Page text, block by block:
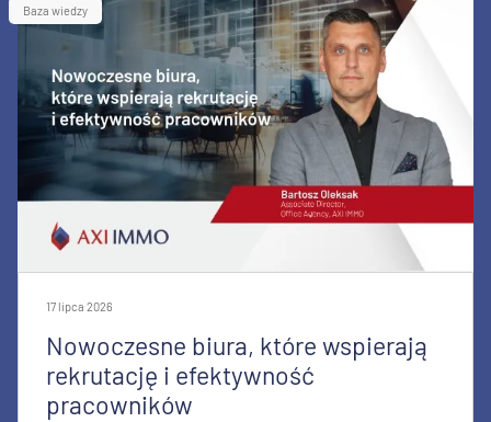
Baza wiedzy
17 lipca 2026
Nowoczesne biura, które wspierają
rekrutację i efektywność
pracowników